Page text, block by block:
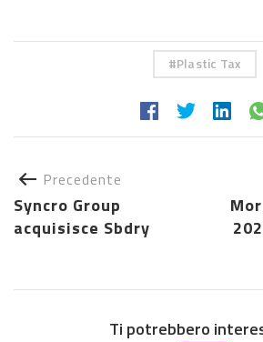
Plastic Tax
Precedente
Syncro Group
acquisisce Sbdry
Ti potrebbero